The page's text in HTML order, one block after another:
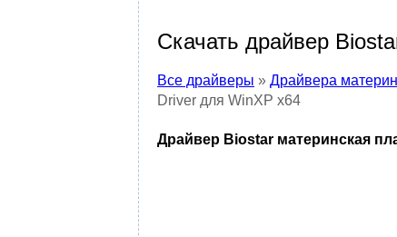
Скачать драйвер
Все драйверы » Драйвера
Driver для WinXP x64
Драйвер Biostar материнская